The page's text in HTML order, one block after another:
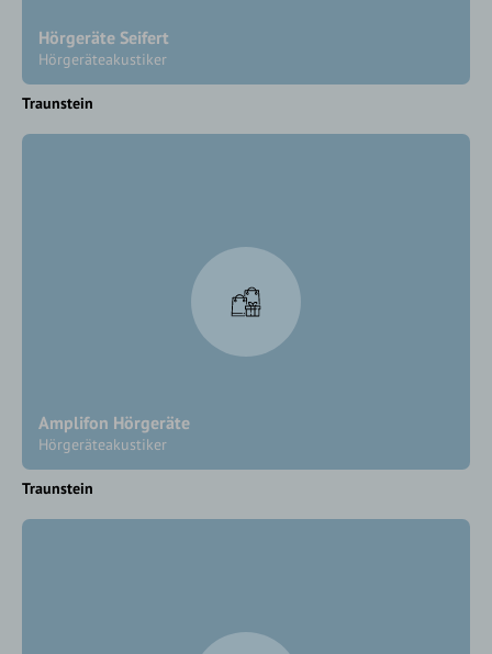
Hörgeräte Seifert
Hörgeräteakustiker
Traunstein
Amplifon Hörgeräte
Hörgeräteakustiker
Traunstein